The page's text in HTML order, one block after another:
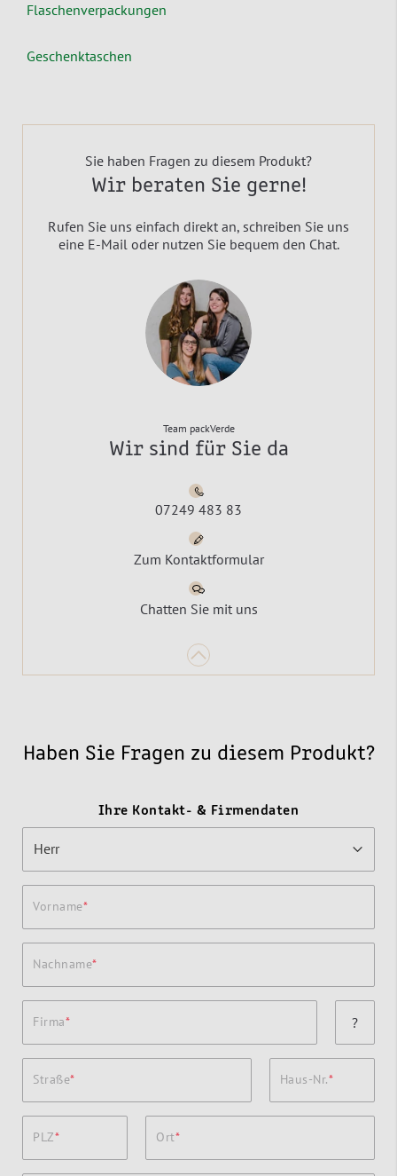
Flaschenverpackungen
Geschenktaschen
Sie haben Fragen zu diesem Produkt?
Wir beraten Sie gerne!
Rufen Sie uns einfach direkt an, schreiben Sie uns
eine E-Mail oder nutzen Sie bequem den Chat.
Team packVerde
Wir sind für Sie da
07249 483 83
Zum Kontaktformular
Chatten Sie mit uns
Haben Sie Fragen zu diesem Produkt?
Ihre Kontakt- & Firmendaten
Vorname
Nachname
Firma ?
Straße Haus-Nr.
PLZ Ort